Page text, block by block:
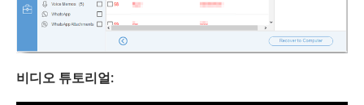
비디오 튜토리얼: